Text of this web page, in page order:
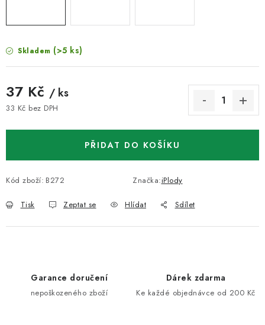
Skladem (>5 ks)
37 Kč / ks
33 Kč bez DPH
PŘIDAT DO KOŠÍKU
Kód zboží: B272 Značka:iPlody
Tisk Zeptat se Hlídat Sdílet
Garance doručení
nepoškozeného zboží
Dárek zdarma
Ke každé objednávce od 200 Kč